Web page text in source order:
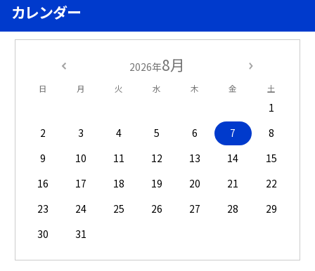
カレンダー
2026年8月
日 月 火 水 木 金 土
1
2
3 4 5 6 7
8
9
10 11 12 13 14
15
16
17 18 19 20 21
22
23
24 25 26 27 28
29
30
31